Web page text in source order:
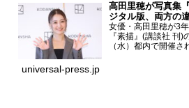
高田里穂が写真集
ジタル版、両方の
女優・高田里穂が3
『素描』(講談社 刊)
（水）都内で開催
あなたです』(読売
universal-press.jp